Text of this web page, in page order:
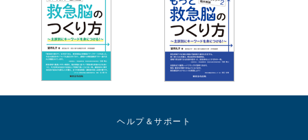
ヘルプ＆サポート